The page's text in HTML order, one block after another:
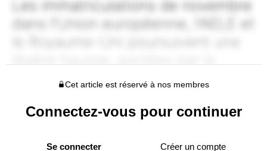
Cet article est réservé à nos membres
Connectez-vous pour continuer
Se connecter Créer un compte